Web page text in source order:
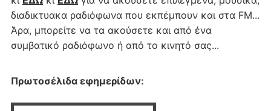
διαδικτυακα ραδιόφωνα που εκπέμπουν και στα FM...
Άρα, μπορείτε να τα ακούσετε και από ένα
συμβατικό ραδιόφωνο ή από το κινητό σας...
Πρωτοσέλιδα εφημερίδων: